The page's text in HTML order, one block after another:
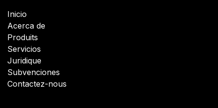
Inicio
Acerca de
Produits
Servicios
Juridique
Subvenciones
Contactez-nous